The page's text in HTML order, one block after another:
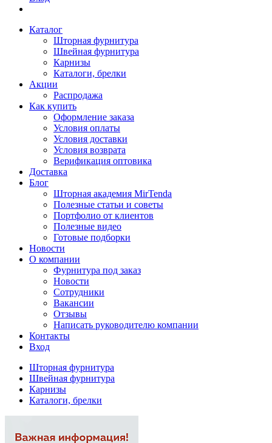
Каталог
Шторная фурнитура
Швейная фурнитура
Карнизы
Каталоги, брелки
Акции
Распродажа
Как купить
Оформление заказа
Условия оплаты
Условия доставки
Условия возврата
Верификация оптовика
Доставка
Блог
Шторная академия MirTenda
Полезные статьи и советы
Портфолио от клиентов
Полезные видео
Готовые подборки
Новости
О компании
Фурнитура под заказ
Новости
Сотрудники
Вакансии
Отзывы
Написать руководителю компании
Контакты
Вход
Шторная фурнитура
Швейная фурнитура
Карнизы
Каталоги, брелки